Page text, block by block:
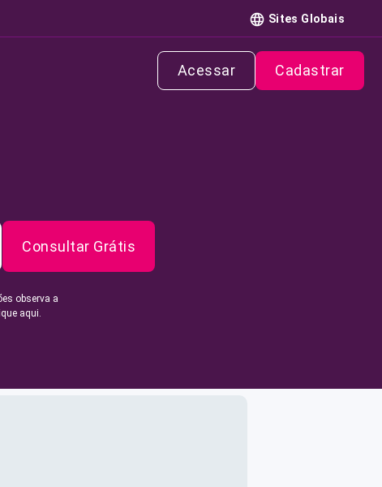
Sites Globais
Acessar Cadastrar
Consultar Grátis
observa a
aqui.